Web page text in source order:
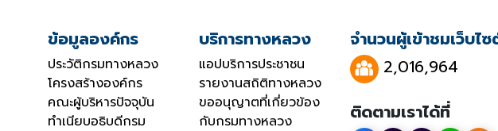
ข้อมูลองค์กร
ประวัติกรมทางหลวง
โครงสร้างองค์กร
คณะผู้บริหารปัจจุบัน
ทำเนียบอธิบดีกรม
บริการทางหลวง
แอปบริการประชาชน
รายงานสถิติทางหลวง
ขออนุญาตที่เกี่ยวข้อง
กับกรมทางหลวง
จำนวนผู้เข้าชมเว็บไ
2,016,964
ติดตามเราได้ที่